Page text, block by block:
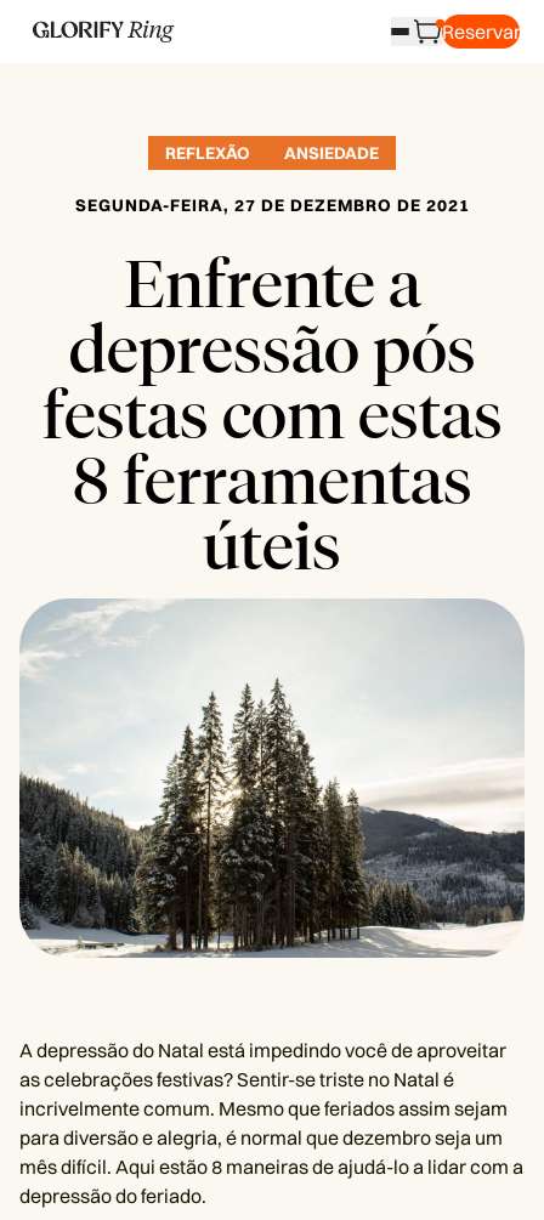
Reservar
REFLEXÃO ANSIEDADE
SEGUNDA-FEIRA, 27 DE DEZEMBRO DE 2021
Enfrente a
depressão pós
festas com estas
8 ferramentas
úteis
A depressão do Natal está impedindo você de aproveitar
as celebrações festivas? Sentir-se triste no Natal é
incrivelmente comum. Mesmo que feriados assim sejam
para diversão e alegria, é normal que dezembro seja um
mês difícil. Aqui estão 8 maneiras de ajudá-lo a lidar com a
depressão do feriado.